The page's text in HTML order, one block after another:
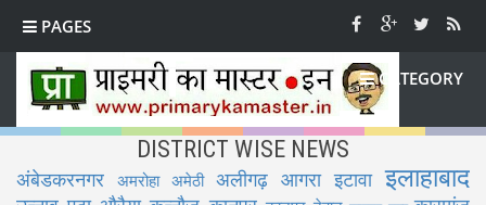
PAGES
CATEGORY
DISTRICT WISE NEWS
अंबेडकरनगर अमरोहा अमेठी अलीगढ़ आगरा इटावा इलाहाबाद